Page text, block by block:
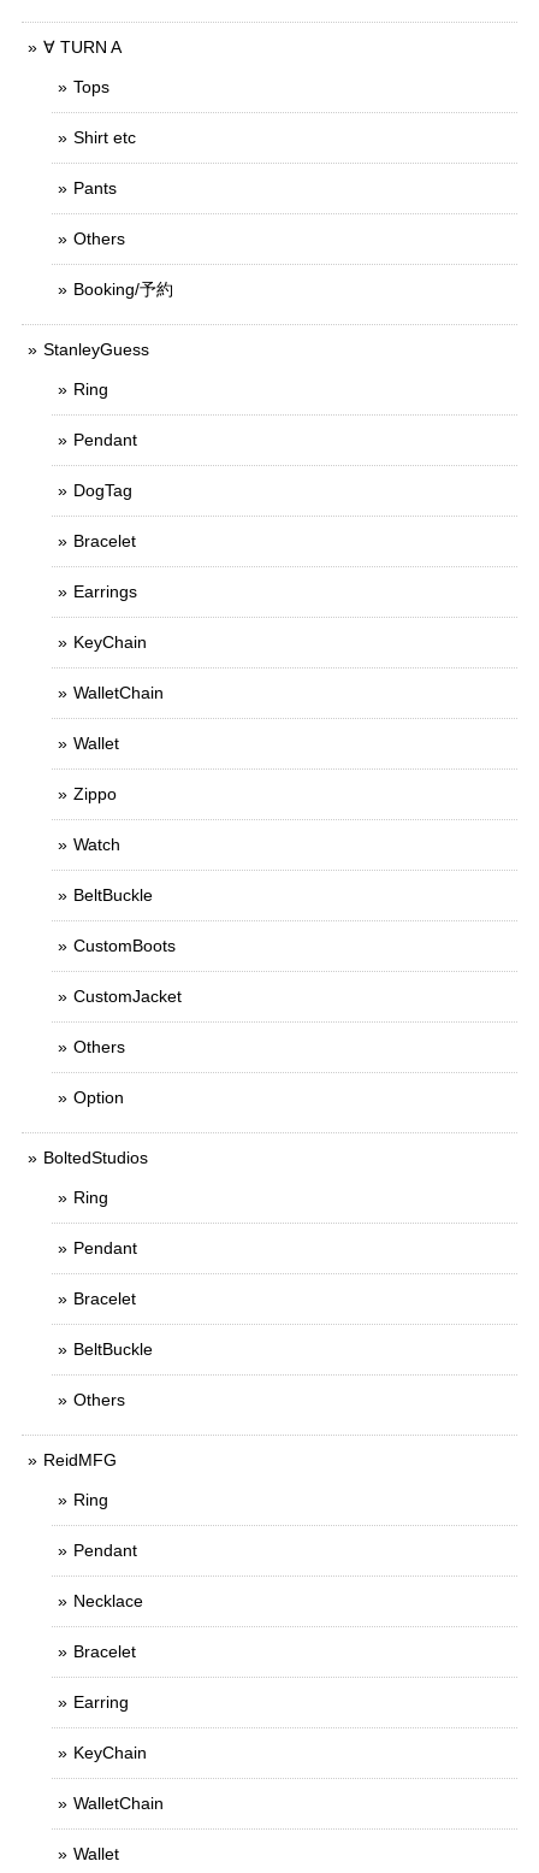
∀ TURN A
Tops
Shirt etc
Pants
Others
Booking/予約
StanleyGuess
Ring
Pendant
DogTag
Bracelet
Earrings
KeyChain
WalletChain
Wallet
Zippo
Watch
BeltBuckle
CustomBoots
CustomJacket
Others
Option
BoltedStudios
Ring
Pendant
Bracelet
BeltBuckle
Others
ReidMFG
Ring
Pendant
Necklace
Bracelet
Earring
KeyChain
WalletChain
Wallet